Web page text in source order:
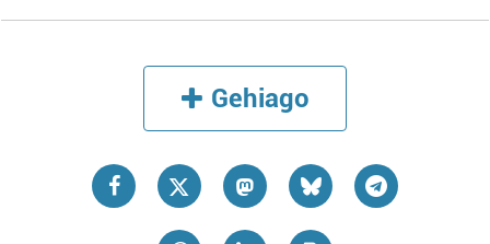
Gehiago